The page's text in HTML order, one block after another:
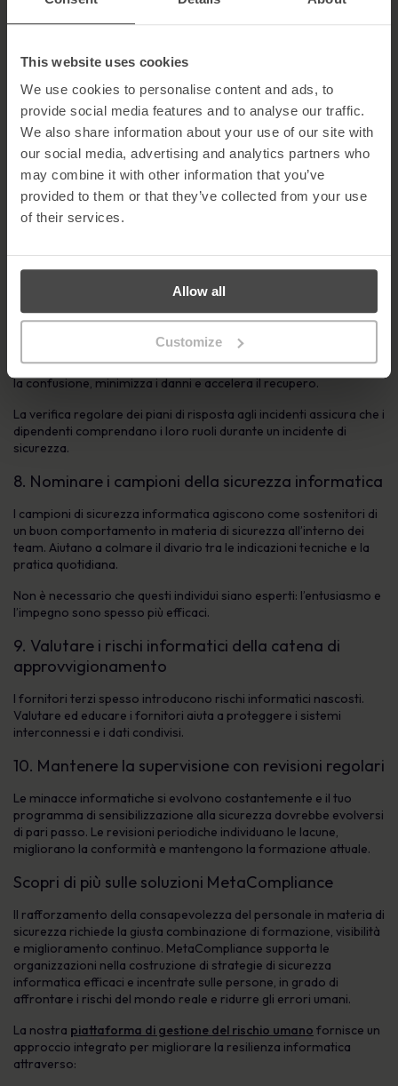
This website uses cookies
We use cookies to personalise content and ads, to
provide social media features and to analyse our traffic.
We also share information about your use of our site with
our social media, advertising and analytics partners who
may combine it with other information that you’ve
provided to them or that they’ve collected from your use
of their services.
Allow all
Customize
che i dipendenti conservino le informazioni e le applichino in
situazioni reali.
6. Mantenere aggiornata la gestione dei criteri
Politiche chiare e accessibili forniscono indicazioni sul
comportamento accettabile e sulla conformità alle normative.
Aggiornamenti regolari assicurano che le politiche riflettano le
minacce attuali e i requisiti legali.
7. Preparati a una violazione dei dati prima che
avvenga
Una violazione dei dati non è più una questione di “se” ma di
“quando”. Preparare il personale con piani di risposta chiari riduce
la confusione, minimizza i danni e accelera il recupero.
La verifica regolare dei piani di risposta agli incidenti assicura che i
dipendenti comprendano i loro ruoli durante un incidente di
sicurezza.
8. Nominare i campioni della sicurezza informatica
I campioni di sicurezza informatica agiscono come sostenitori di
un buon comportamento in materia di sicurezza all’interno dei
team. Aiutano a colmare il divario tra le indicazioni tecniche e la
pratica quotidiana.
Non è necessario che questi individui siano esperti: l’entusiasmo e
l’impegno sono spesso più efficaci.
9. Valutare i rischi informatici della catena di
approvvigionamento
I fornitori terzi spesso introducono rischi informatici nascosti.
Valutare ed educare i fornitori aiuta a proteggere i sistemi
interconnessi e i dati condivisi.
10. Mantenere la supervisione con revisioni regolari
Le minacce informatiche si evolvono costantemente e il tuo
programma di sensibilizzazione alla sicurezza dovrebbe evolversi
di pari passo. Le revisioni periodiche individuano le lacune,
migliorano la conformità e mantengono la formazione attuale.
Scopri di più sulle soluzioni MetaCompliance
Il rafforzamento della consapevolezza del personale in materia di
sicurezza richiede la giusta combinazione di formazione, visibilità
e miglioramento continuo. MetaCompliance supporta le
organizzazioni nella costruzione di strategie di sicurezza
informatica efficaci e incentrate sulle persone, in grado di
affrontare i rischi del mondo reale e ridurre gli errori umani.
La nostra piattaforma di gestione del rischio umano fornisce un
approccio integrato per migliorare la resilienza informatica
attraverso: